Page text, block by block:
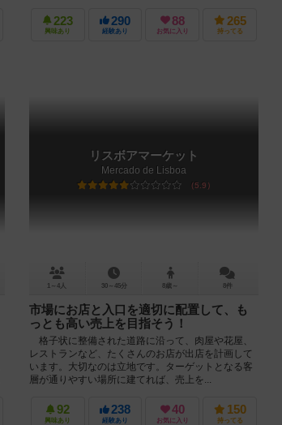
223
興味あり
290
経験あり
88
お気に入り
265
持ってる
リスボアマーケット
Mercado de Lisboa
5.9
1～4人 30～45分 8歳～ 8件
市場にお店と入口を適切に配置して、も
っとも高い売上を目指そう！
格子状に整備された道路に沿って、肉屋や花屋、
レストランなど、たくさんのお店が出店を計画して
います。大切なのは立地です。ターゲットとなる客
層が通りやすい場所に建てれば、売上を...
92
興味あり
238
経験あり
40
お気に入り
150
持ってる